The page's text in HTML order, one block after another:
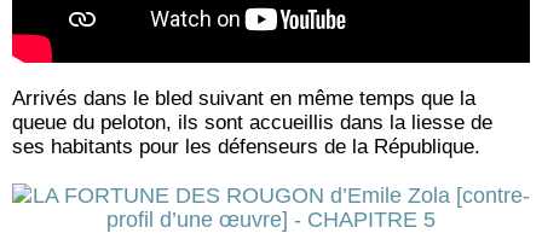
Arrivés dans le bled suivant en même temps que la
queue du peloton, ils sont accueillis dans la liesse de
ses habitants pour les défenseurs de la République.